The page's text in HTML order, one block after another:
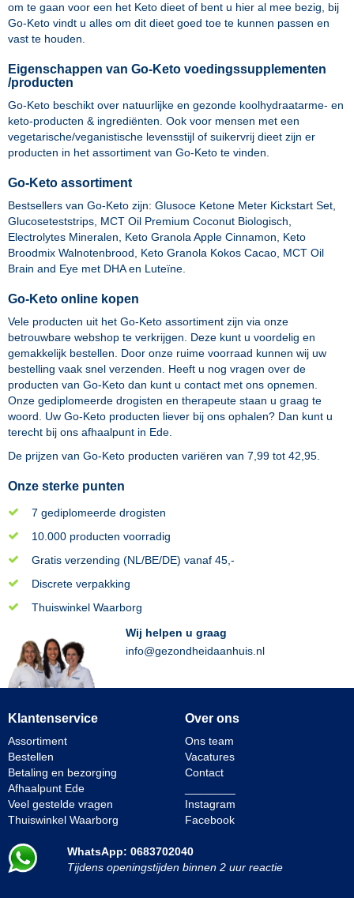
om te gaan voor een het Keto dieet of bent u hier al mee bezig, bij
Go-Keto vindt u alles om dit dieet goed toe te kunnen passen en
vast te houden.
Eigenschappen van Go-Keto voedingssupplementen
/producten
Go-Keto beschikt over natuurlijke en gezonde koolhydraatarme- en
keto-producten & ingrediënten. Ook voor mensen met een
vegetarische/veganistische levensstijl of suikervrij dieet zijn er
producten in het assortiment van Go-Keto te vinden.
Go-Keto assortiment
Bestsellers van Go-Keto zijn: Glusoce Ketone Meter Kickstart Set
Glucoseteststrips MCT Oil Premium Coconut Biologisch
Electrolytes Mineralen
Keto Granola Apple Cinnamon
Keto
Broodmix Walnotenbrood
Keto Granola Kokos Cacao MCT Oil
Brain and Eye met DHA en Luteïne
Go-Keto online kopen
Vele producten uit het Go-Keto assortiment zijn via onze
betrouwbare webshop te verkrijgen. Deze kunt u voordelig en
gemakkelijk bestellen. Door onze ruime voorraad kunnen wij uw
bestelling vaak snel verzenden. Heeft u nog vragen over de
producten van Go-Keto dan kunt u contact met ons opnemen.
Onze gediplomeerde drogisten en therapeute staan u graag te
woord. Uw Go-Keto producten liever bij ons ophalen? Dan kunt u
terecht bij ons afhaalpunt in Ede.
De prijzen van Go-Keto producten variëren van 7,99 tot 42,95
Onze sterke punten
7 gediplomeerde drogisten
10.000 producten voorradig
Gratis verzending (NL/BE/DE) vanaf 45,-
Discrete verpakking
Thuiswinkel Waarborg
Wij helpen u graag
info@gezondheidaanhuis.nl
Klantenservice
Assortiment
Bestellen
Betaling en bezorging
Afhaalpunt Ede
Veel gestelde vragen
Thuiswinkel Waarborg
Over ons
Ons team
Vacatures
Contact
Instagram
Facebook
WhatsApp: 0683702040
Tijdens openingstijden binnen 2 uur reactie